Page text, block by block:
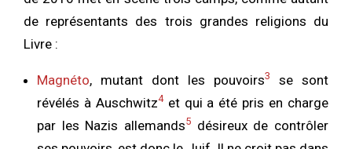
de représentants des trois grandes religions du
Livre :
Magnéto, mutant dont les pouvoirs3
se sont
révélés à Auschwitz4et qui a été pris en charge
par les Nazis allemands5 désireux de contrôler